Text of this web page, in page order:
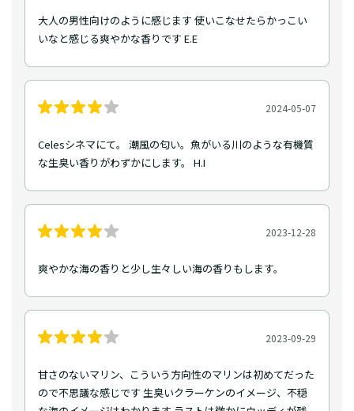
大人の男性向けのように感じます 使いこなせたらかっこい
いなと感じる爽やかな香りです E.E
2024-05-07
Celesシネマにて。 潮風の匂い。魚がいる川のような有機質
な生臭い香りがわずかにします。 H.I
2023-12-28
爽やかな海の香りと少し生々しい海の香りもします。
2023-09-29
甘さのないマリン、こういう方向性のマリンは初めてだった
ので不思議な感じです 生臭いクラーケンのイメージ、不穏